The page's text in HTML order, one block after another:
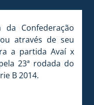
Confederação
através de seu
a partida Avaí x
23ª rodada do
B 2014.